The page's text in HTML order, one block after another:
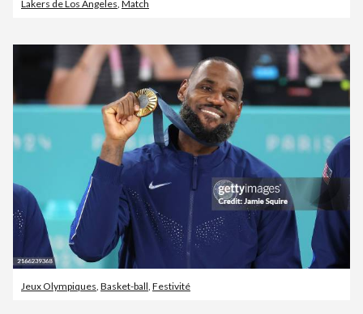
Lakers de Los Angeles Match
Jeux Olympiques, Basket-ball, Festivité